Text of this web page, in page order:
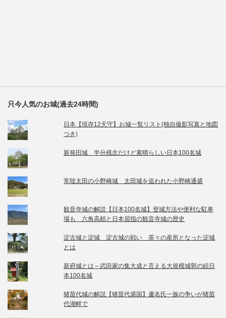
只今人気のお城(過去24時間)
日本【現存12天守】お城一覧リスト(独自撮影写真と地図
つき)
新発田城 半分残念だけど素晴らしい日本100名城
常陸太田の小野崎城 太田城を追われた小野崎通盛
観音寺城の解説【日本100名城】登城方法や便利な駐車
場も 六角高頼と日本屈指の観音寺城の歴史
淀古城と淀城 淀古城の戦い 茶々の産所となった淀城
とは
新府城とは～武田家の集大成と言える大規模城郭の続日
本100名城
猪苗代城の解説【猪苗代盛国】蘆名氏一族の争いが猪苗
代湖畔で